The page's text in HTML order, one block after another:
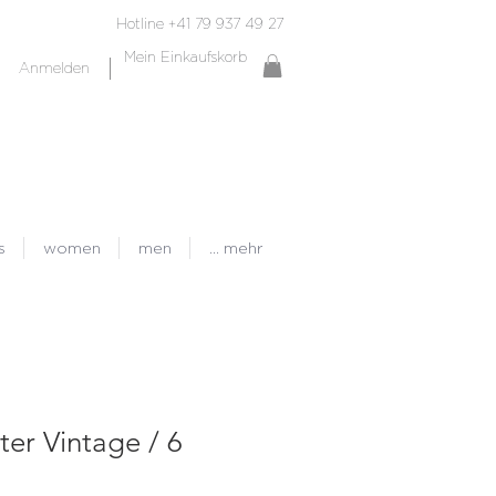
Hotline +41 79 937 49 27
Mein Einkaufskorb
Anmelden
women men ... mehr
Vintage / 6